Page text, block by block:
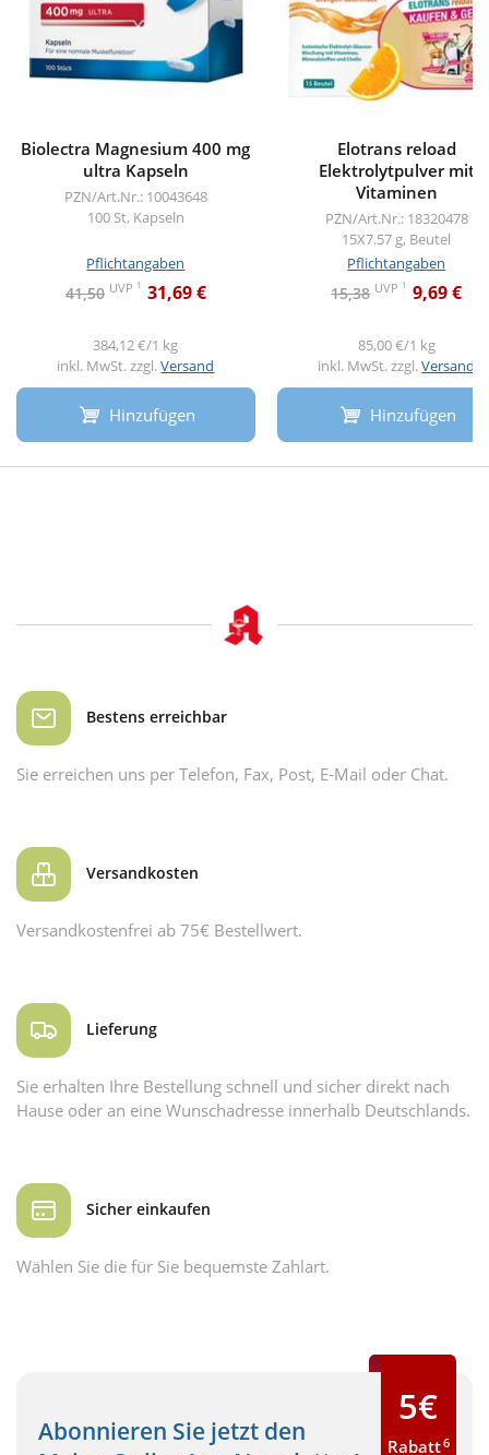
Biolectra Magnesium 400 mg
ultra Kapseln
PZN/Art.Nr.: 10043648
100 St, Kapseln
Pflichtangaben
41,50 UVP 1 31,69 €
384,12 €/1 kg
inkl. MwSt. zzgl.Versand
Hinzufügen
Elotrans reload
Elektrolytpulver mit
Vitaminen
PZN/Art.Nr.: 18320478
15X7.57 g, Beutel
Pflichtangaben
15,38 UVP 1 9,69 €
85,00 €/1 kg
inkl. MwSt. zzgl.Versand
Hinzufügen
Bestens erreichbar
Sie erreichen uns per Telefon, Fax, Post, E-Mail oder Chat.
Versandkosten
Versandkostenfrei ab 75€ Bestellwert.
Lieferung
Sie erhalten Ihre Bestellung schnell und sicher direkt nach
Hause oder an eine Wunschadresse innerhalb Deutschlands.
Sicher einkaufen
Wählen Sie die für Sie bequemste Zahlart.
Abonnieren Sie jetzt den
5€
Rabatt6